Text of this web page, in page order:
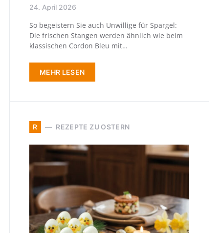
24. April 2026
So begeistern Sie auch Unwillige für Spargel:
Die frischen Stangen werden ähnlich wie beim
klassischen Cordon Bleu mit…
MEHR LESEN
R REZEPTE ZU OSTERN